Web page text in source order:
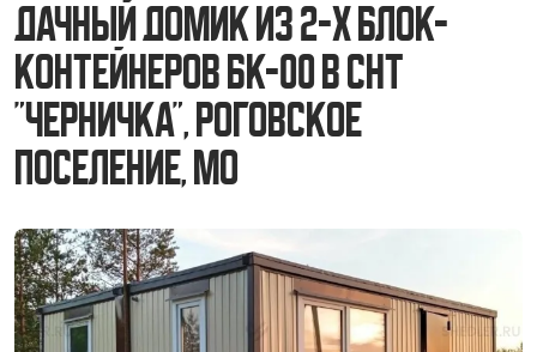
Дачный домик из 2-х блок-
контейнеров БК-00 в СНТ
"Черничка", Роговское
поселение, МО